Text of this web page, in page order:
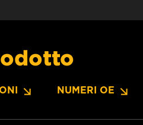
NUMERI OE